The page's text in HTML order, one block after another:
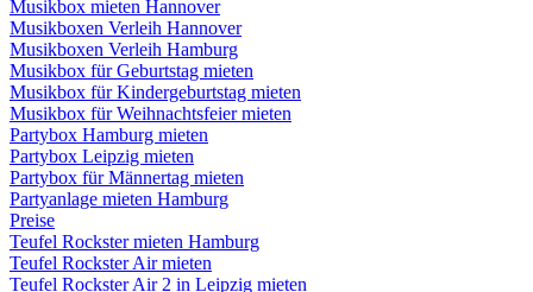
Musikbox mieten Hannover
Musikboxen Verleih Hannover
Musikboxen Verleih Hamburg
Musikbox für Geburtstag mieten
Musikbox für Kindergeburtstag mieten
Musikbox für Weihnachtsfeier mieten
Partybox Hamburg mieten
Partybox Leipzig mieten
Partybox für Männertag mieten
Partyanlage mieten Hamburg
Preise
Teufel Rockster mieten Hamburg
Teufel Rockster Air mieten
Teufel Rockster Air 2 in Leipzig mieten